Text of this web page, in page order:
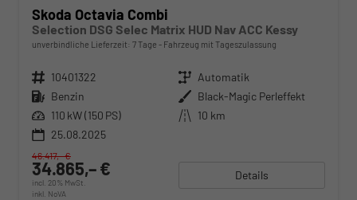
Skoda Octavia Combi
Selection DSG Selec Matrix HUD Nav ACC Kessy
unverbindliche Lieferzeit: 7 Tage Fahrzeug mit Tageszulassung
Fahrzeugnr. 10401322 Getriebe Automatik
Kraftstoff Benzin Außenfarbe Black-Magic Perleffekt
Leistung 110 kW (150 PS) Kilometerstand 10 km
25.08.2025
34.865,– €
incl. 20% MwSt.
inkl. NoVA
46.417,– €
Details